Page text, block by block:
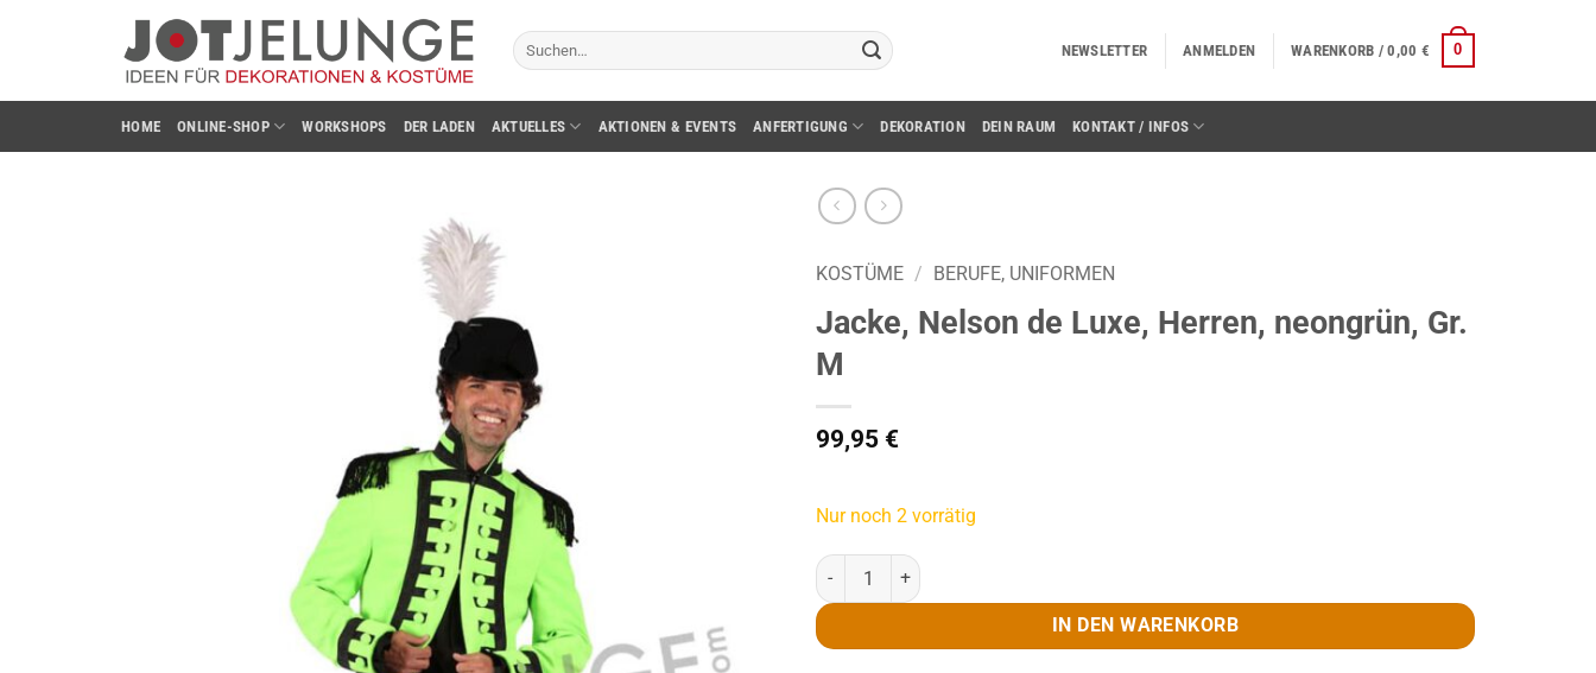
Suchen
nach:
NEWSLETTER ANMELDEN WARENKORB /0,00 € 0
HOME ONLINE-SHOP WORKSHOPS DER LADEN AKTUELLES AKTIONEN & EVENTS ANFERTIGUNG DEKORATION DEIN RAUM KONTAKT / INFOS
KOSTÜME / BERUFE, UNIFORMEN
Jacke, Nelson de Luxe, Herren, neongrün, Gr.
M
99,95 €
Nur noch 2 vorrätig
Jacke, Nelson de Luxe, Herren, neongrün, Gr. M Menge
IN DEN WARENKORB